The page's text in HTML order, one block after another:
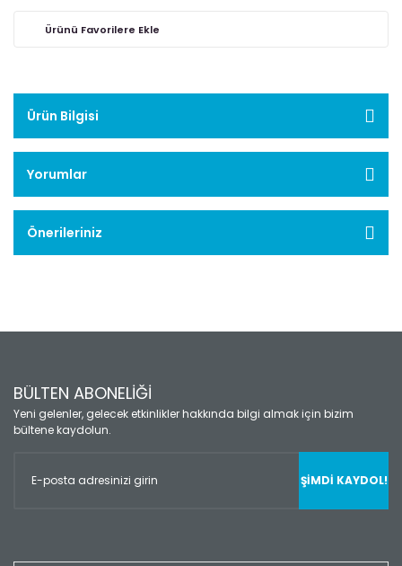
Ürün Bilgisi
Yorumlar
Önerileriniz
BÜLTEN ABONELİĞİ
Yeni gelenler, gelecek etkinlikler hakkında bilgi almak için bizim
bültene kaydolun.
ŞİMDİ KAYDOL!